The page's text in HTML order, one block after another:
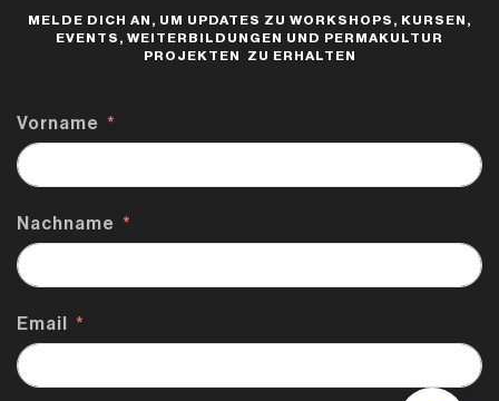
MELDE DICH AN, UM UPDATES ZU WORKSHOPS, KURSEN,
EVENTS, WEITERBILDUNGEN UND PERMAKULTUR
PROJEKTEN ZU ERHALTEN
Vorname
Nachname
Email